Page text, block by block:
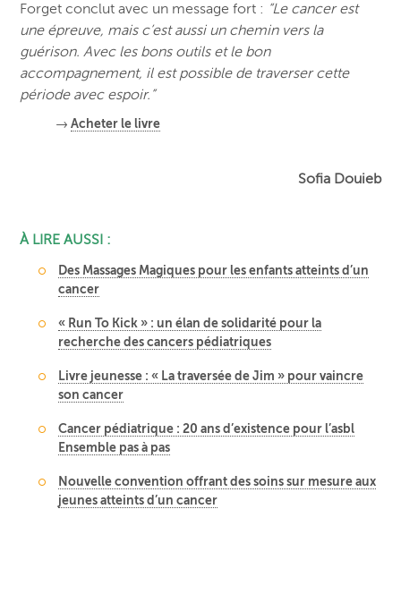
Forget conclut avec un message fort : “Le cancer est
une épreuve, mais c’est aussi un chemin vers la
guérison. Avec les bons outils et le bon
accompagnement, il est possible de traverser cette
période avec espoir.”
→Acheter le livre
Sofia Douieb
À LIRE AUSSI :
Des Massages Magiques pour les enfants atteints d’un
cancer
« Run To Kick » : un élan de solidarité pour la
recherche des cancers pédiatriques
Livre jeunesse : « La traversée de Jim » pour vaincre
son cancer
Cancer pédiatrique : 20 ans d’existence pour l’asbl
Ensemble pas à pas
Nouvelle convention offrant des soins sur mesure aux
jeunes atteints d’un cancer